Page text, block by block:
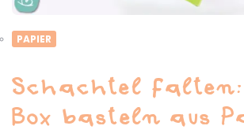
PAPIER
Schachtel falten:
Box basteln aus